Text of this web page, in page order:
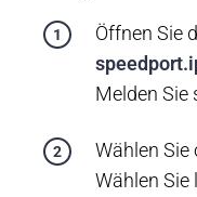
Öffnen Sie
Melden Sie
Wählen
Wählen